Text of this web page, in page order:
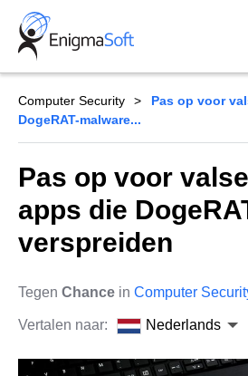
Skip
content
Computer Security
Pas op voor
DogeRAT-malware...
Pas op voor
apps die
verspreiden
Tegen Chance in Computer
Vertalen naar: Nederlands